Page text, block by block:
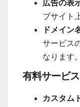
広告の表
ブサイト
ドメイン
サービス
なります。
有料サービ
カスタム